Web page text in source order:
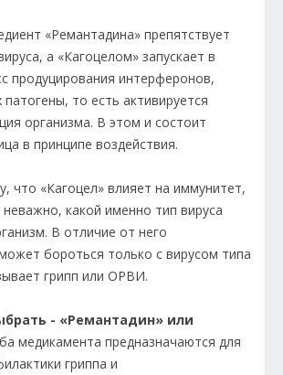
«Ремантадина» препятствует
а «Кагоцелом» запускает в
продуцирования интерферонов,
то есть активируется
организма. В этом и состоит
в принципе воздействия.
что «Кагоцел» влияет на иммунитет,
неважно, какой именно тип вируса
В отличие от него
бороться только с вирусом типа
грипп или ОРВИ.
- «Ремантадин» или
медикамента предназначаются для
гриппа и